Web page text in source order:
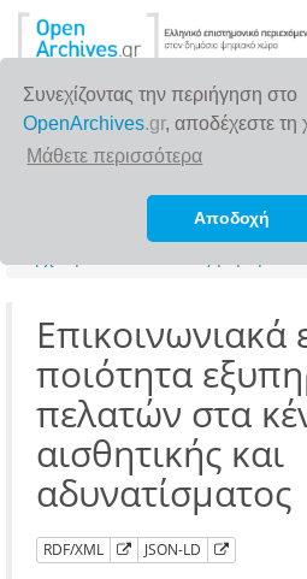
Συνεχίζοντας την περιήγηση στο
OpenArchives.gr, αποδέχεστε
Μάθετε περισσότερα
Αποδοχή
Επικοινωνιακά
ποιότητα
πελατών στα
αισθητικής και
αδυνατίσματος
RDF/XML JSON-LD